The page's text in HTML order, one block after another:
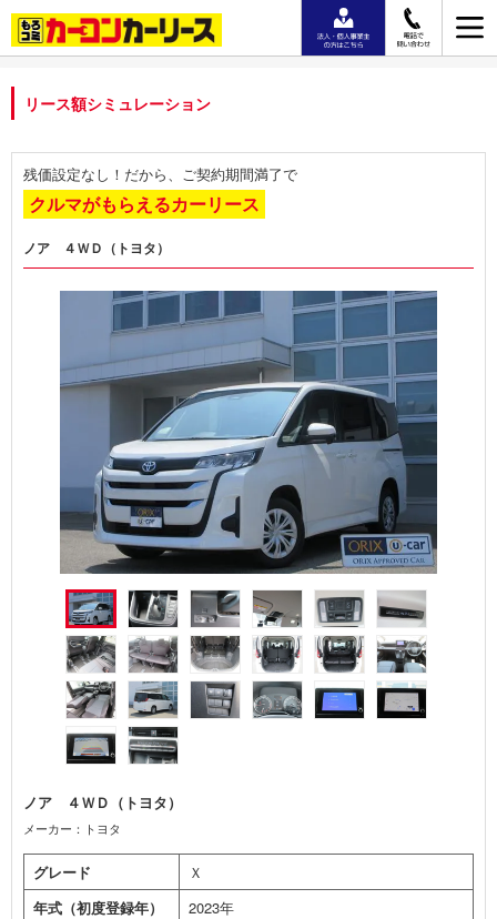
リース額シミュレーション
残価設定なし！だから、ご契約期間満了で
クルマがもらえるカーリース
ノア ４ＷＤ（トヨタ）
ノア ４ＷＤ（トヨタ）
メーカー：トヨタ
グレード
Ｘ
年式（初度登録年）
2023年